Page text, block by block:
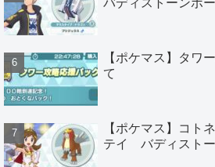
バディストーンボ
【ポケマス】タワ
て
【ポケマス】コト
テイ バディスト